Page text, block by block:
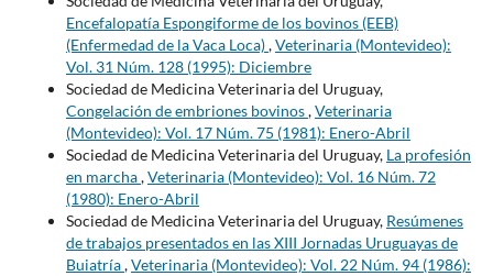
Encefalopatía Espongiforme de los bovinos (EEB)
(Enfermedad de la Vaca Loca),Veterinaria (Montevideo):
Vol. 31 Núm. 128 (1995): Diciembre
Sociedad de Medicina Veterinaria del Uruguay,
Congelación de embriones bovinos,Veterinaria
(Montevideo): Vol. 17 Núm. 75 (1981): Enero-Abril
Sociedad de Medicina Veterinaria del Uruguay, La profesión
en marcha,Veterinaria (Montevideo): Vol. 16 Núm. 72
(1980): Enero-Abril
Sociedad de Medicina Veterinaria del Uruguay, Resúmenes
de trabajos presentados en las XIII Jornadas Uruguayas de
Buiatría,Veterinaria (Montevideo): Vol. 22 Núm. 94 (1986):